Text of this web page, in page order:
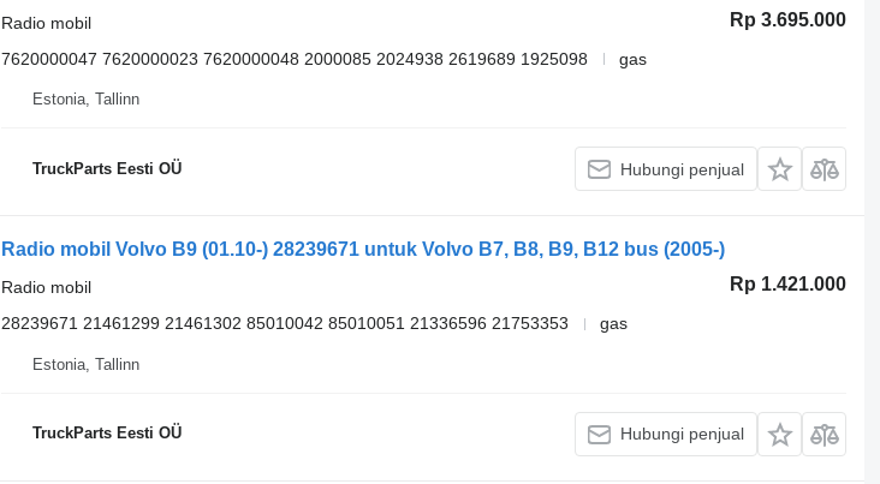
Rp 3.695.000
Radio mobil
7620000047 7620000023 7620000048 2000085 2024938 2619689 1925098
gas
Estonia, Tallinn
TruckParts Eesti OÜ Hubungi penjual
Radio mobil Volvo B9 (01.10-) 28239671 untuk Volvo B7, B8, B9, B12 bus (2005-)
Rp 1.421.000
Radio mobil
28239671 21461299 21461302 85010042 85010051 21336596 21753353
gas
Estonia, Tallinn
TruckParts Eesti OÜ Hubungi penjual